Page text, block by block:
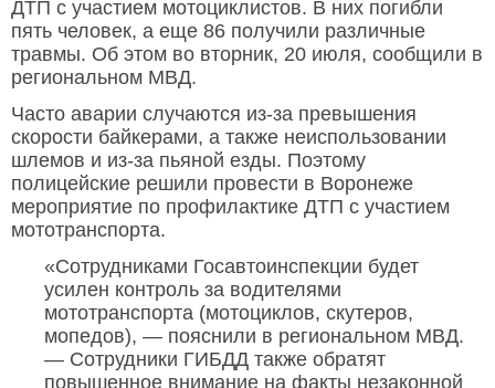
ДТП с участием мотоциклистов. В них погибли
пять человек, а еще 86 получили различные
травмы. Об этом во вторник, 20 июля, сообщили в
региональном МВД.
Часто аварии случаются из-за превышения
скорости байкерами, а также неиспользовании
шлемов и из-за пьяной езды. Поэтому
полицейские решили провести в Воронеже
мероприятие по профилактике ДТП с участием
мототранспорта.
«Сотрудниками Госавтоинспекции будет
усилен контроль за водителями
мототранспорта (мотоциклов, скутеров,
мопедов), — пояснили в региональном МВД.
— Сотрудники ГИБДД также обратят
повышенное внимание на факты незаконной